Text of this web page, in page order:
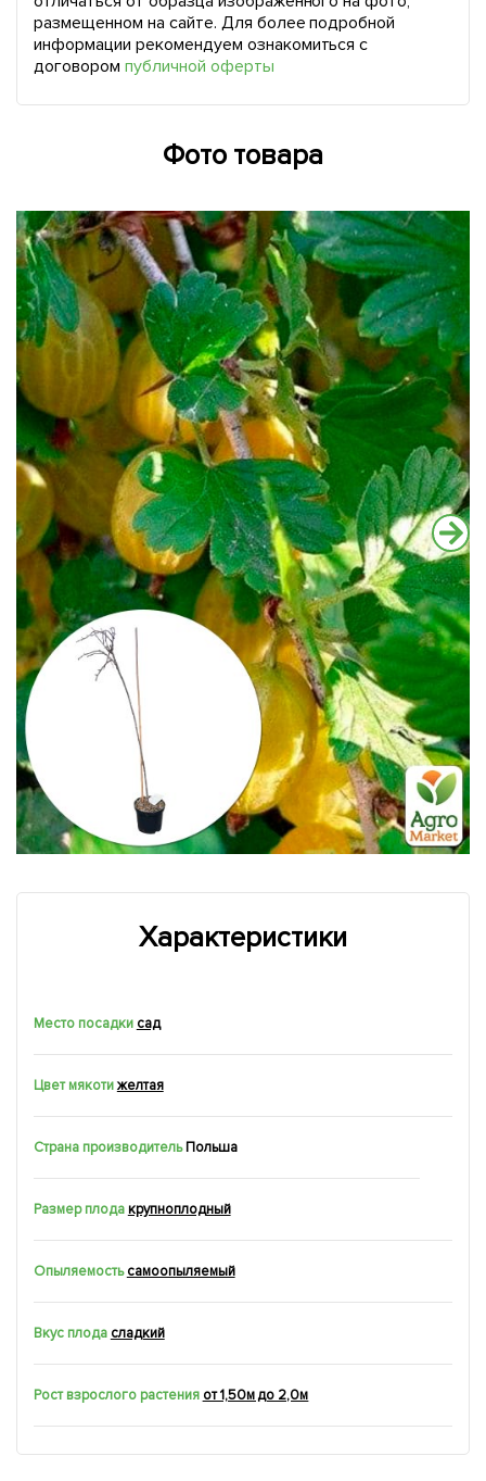
размещенном на сайте. Для более подробной
информации рекомендуем ознакомиться с
договором публичной оферты
Фото товара
Характеристики
Место посадки сад
Цвет мякотижелтая
Страна производитель Польша
Размер плодакрупноплодный
Опыляемость самоопыляемый
Вкус плода сладкий
Рост взрослого растения от 1,50м до 2,0м